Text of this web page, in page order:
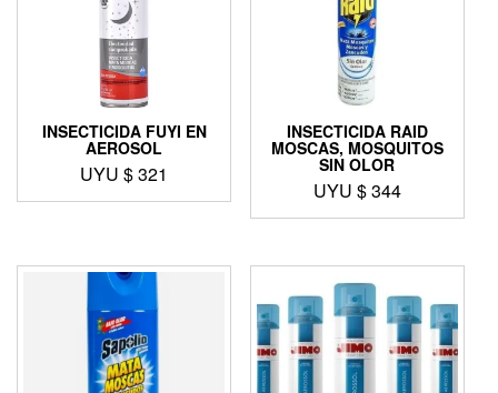
INSECTICIDA FUYI EN
AEROSOL
UYU $321
INSECTICIDA RAID
MOSCAS, MOSQUITOS
SIN OLOR
UYU $344